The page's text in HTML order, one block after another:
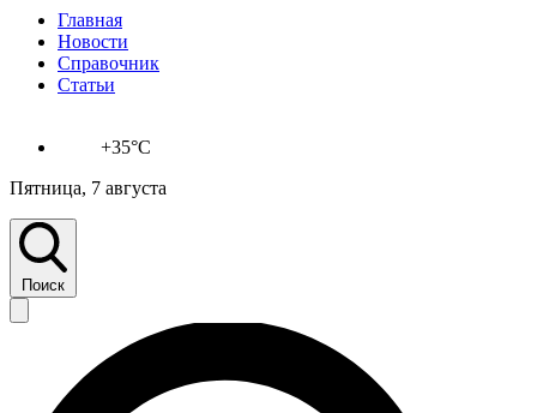
Главная
Новости
Справочник
Статьи
+35°C
Пятница, 7 августа
Поиск